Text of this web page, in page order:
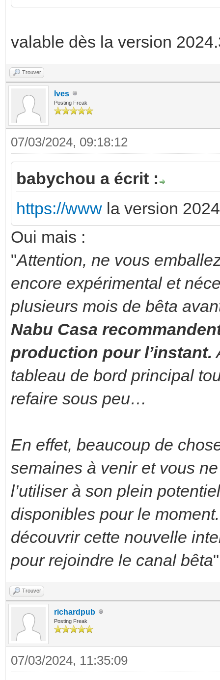
valable dès la version
Trouver
Ives
Posting Freak
07/03/2024, 09:18:12
babychou a écrit :
https://www la version
Oui mais :
"Attention, ne vous
encore expérimental et
plusieurs mois de bêta
Nabu Casa
production pour l’instant.
tableau de bord principal
refaire sous peu…
En effet, beaucoup de
semaines à venir et vous
l’utiliser à son plein
disponibles pour le
découvrir cette nouvelle
pour rejoindre le canal bêta"
Trouver
richardpub
Posting Freak
07/03/2024, 11:35:09